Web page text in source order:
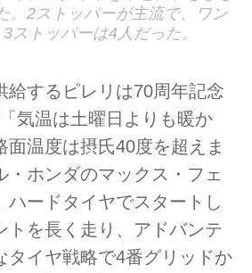
。2ストッパーが主流で、ワン
ストッパーは4人だった。
給するピレリは70周年記念
気温は土曜日よりも暖か
面温度は摂氏40度を超えま
・ホンダのマックス・フェ
ハードタイヤでスタートし
トを長く走り、アドバンテ
タイヤ戦略で4番グリッドか